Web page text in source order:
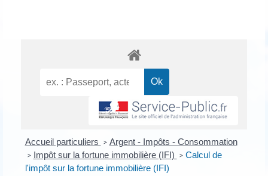
Accueil particuliers > Argent - Impôts - Consommation
> Impôt sur la fortune immobilière (IFI) > Calcul de
l'impôt sur la fortune immobilière (IFI)